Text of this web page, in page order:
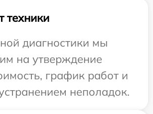
техники
диагностики мы
на утверждение
график работ и
неполадок.